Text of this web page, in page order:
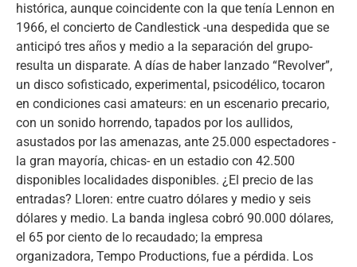
histórica, aunque coincidente con la que tenía Lennon en
1966, el concierto de Candlestick -una despedida que se
anticipó tres años y medio a la separación del grupo-
resulta un disparate. A días de haber lanzado “Revolver”,
un disco sofisticado, experimental, psicodélico, tocaron
en condiciones casi amateurs: en un escenario precario,
con un sonido horrendo, tapados por los aullidos,
asustados por las amenazas, ante 25.000 espectadores -
la gran mayoría, chicas- en un estadio con 42.500
disponibles localidades disponibles. ¿El precio de las
entradas? Lloren: entre cuatro dólares y medio y seis
dólares y medio. La banda inglesa cobró 90.000 dólares,
el 65 por ciento de lo recaudado; la empresa
organizadora, Tempo Productions, fue a pérdida. Los